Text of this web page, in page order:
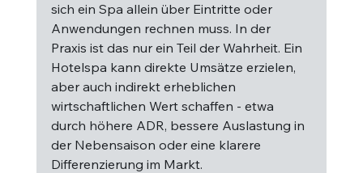
sich ein Spa allein über Eintritte oder
Anwendungen rechnen muss. In der
Praxis ist das nur ein Teil der Wahrheit. Ein
Hotelspa kann direkte Umsätze erzielen,
aber auch indirekt erheblichen
wirtschaftlichen Wert schaffen - etwa
durch höhere ADR, bessere Auslastung in
der Nebensaison oder eine klarere
Differenzierung im Markt.